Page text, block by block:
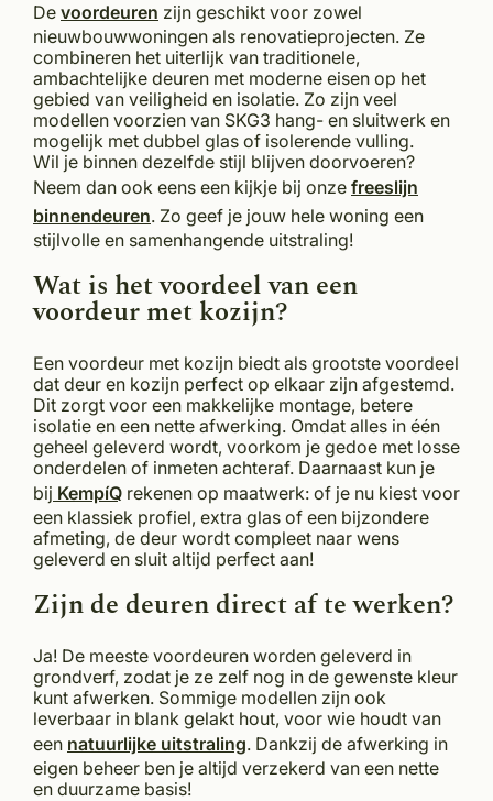
De voordeuren zijn geschikt voor zowel
nieuwbouwwoningen als renovatieprojecten. Ze
combineren het uiterlijk van traditionele,
ambachtelijke deuren met moderne eisen op het
gebied van veiligheid en isolatie. Zo zijn veel
modellen voorzien van SKG3 hang- en sluitwerk en
mogelijk met dubbel glas of isolerende vulling.
Wil je binnen dezelfde stijl blijven doorvoeren?
Neem dan ook eens een kijkje bij onze freeslijn
binnendeuren. Zo geef je jouw hele woning een
stijlvolle en samenhangende uitstraling!
Wat is het voordeel van een
voordeur met kozijn?
Een voordeur met kozijn biedt als grootste voordeel
dat deur en kozijn perfect op elkaar zijn afgestemd.
Dit zorgt voor een makkelijke montage, betere
isolatie en een nette afwerking. Omdat alles in één
geheel geleverd wordt, voorkom je gedoe met losse
onderdelen of inmeten achteraf. Daarnaast kun je
bij KempíQ rekenen op maatwerk: of je nu kiest voor
een klassiek profiel, extra glas of een bijzondere
afmeting, de deur wordt compleet naar wens
geleverd en sluit altijd perfect aan!
Zijn de deuren direct af te werken?
Ja! De meeste voordeuren worden geleverd in
grondverf, zodat je ze zelf nog in de gewenste kleur
kunt afwerken. Sommige modellen zijn ook
leverbaar in blank gelakt hout, voor wie houdt van
een natuurlijke uitstraling. Dankzij de afwerking in
eigen beheer ben je altijd verzekerd van een nette
en duurzame basis!